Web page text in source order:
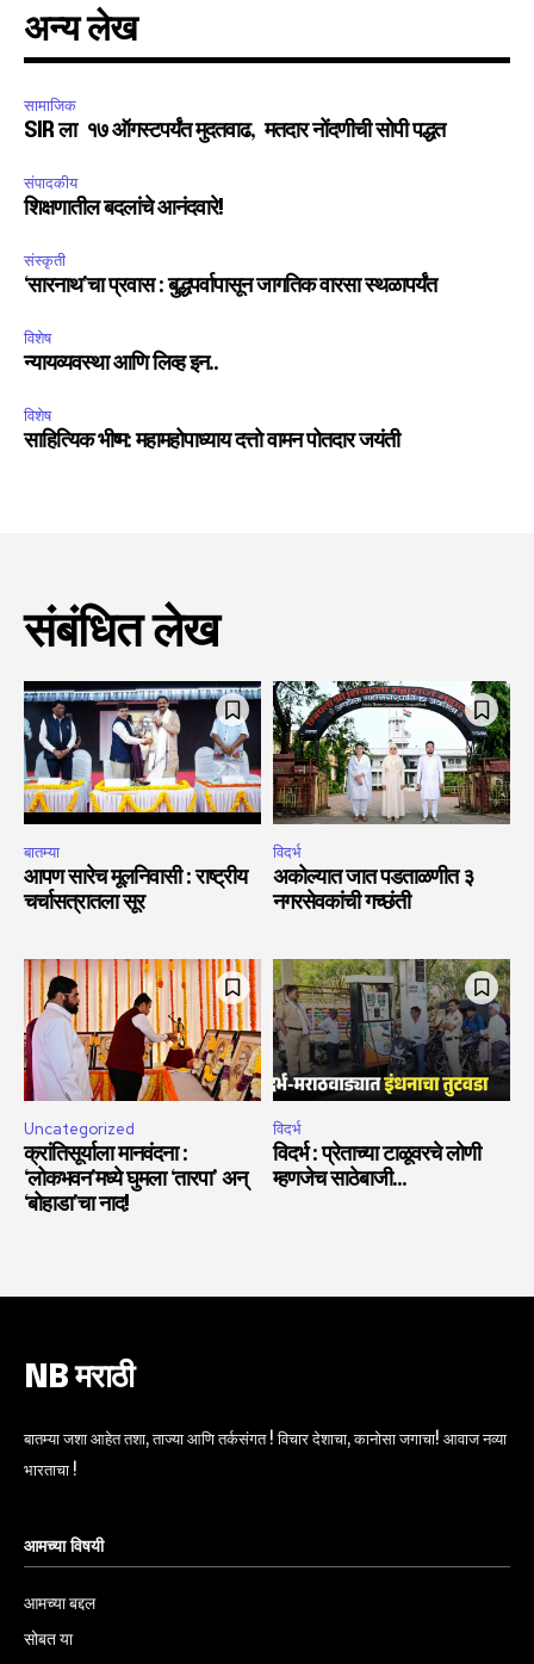
अन्य लेख
सामाजिक
SIR ला १७ ऑगस्टपर्यंत मुदतवाढ, मतदार नोंदणीची सोपी पद्धत
संपादकीय
शिक्षणातील बदलांचे आनंदवारे!
संस्कृती
‘सारनाथ’चा प्रवास : बुद्धपर्वापासून जागतिक वारसा स्थळापर्यंत
विशेष
न्यायव्यवस्था आणि लिव्ह इन..
विशेष
साहित्यिक भीष्म: महामहोपाध्याय दत्तो वामन पोतदार जयंती
संबंधित लेख
बातम्या
आपण सारेच मूलनिवासी : राष्ट्रीय
चर्चासत्रातला सूर
विदर्भ
अकोल्यात जात पडताळणीत ३
नगरसेवकांची गच्छंती
Uncategorized
क्रांतिसूर्याला मानवंदना :
‘लोकभवन’मध्ये घुमला ‘तारपा’ अन्
‘बोहाडा’चा नाद!
विदर्भ
विदर्भ : प्रेताच्या टाळूवरचे लोणी
म्हणजेच साठेबाजी…
NB मराठी
बातम्या जशा आहेत तशा, ताज्या आणि तर्कसंगत ! विचार देशाचा, कानोसा जगाचा! आवाज नव्या
भारताचा !
आमच्या विषयी
आमच्या बद्दल
सोबत या